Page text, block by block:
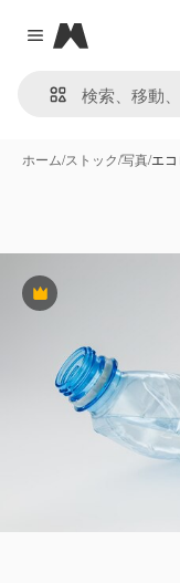
Close menu
Magnific
ホーム/ストック/写真/エ
Premium